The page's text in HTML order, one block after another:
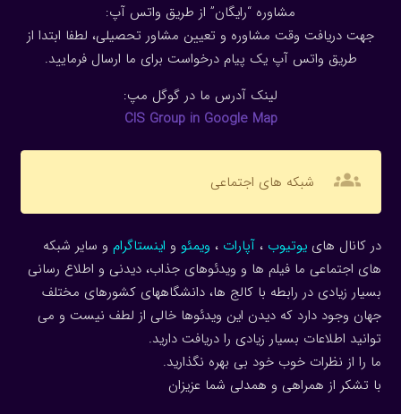
مشاوره “رایگان” از طریق واتس آپ:
جهت دریافت وقت مشاوره و تعیین مشاور تحصیلی، لطفا ابتدا از
طریق واتس آپ یک پیام درخواست برای ما ارسال فرمایید.
لینک آدرس ما در گوگل مپ:
CIS Group in Google Map
groups شبکه های اجتماعی
در کانال هاییوتیوب ، آپارات ، ویمئو و اینستاگرام و سایر شبکه
های اجتماعی ما فیلم ها و ویدئوهای جذاب، دیدنی و اطلاع رسانی
بسیار زیادی در رابطه با کالج ها، دانشگاههای کشورهای مختلف
جهان وجود دارد که دیدن این ویدئوها خالی از لطف نیست و می
توانید اطلاعات بسیار زیادی را دریافت دارید.
ما را از نظرات خوب خود بی بهره نگذارید.
با تشکر از همراهی و همدلی شما عزیزان